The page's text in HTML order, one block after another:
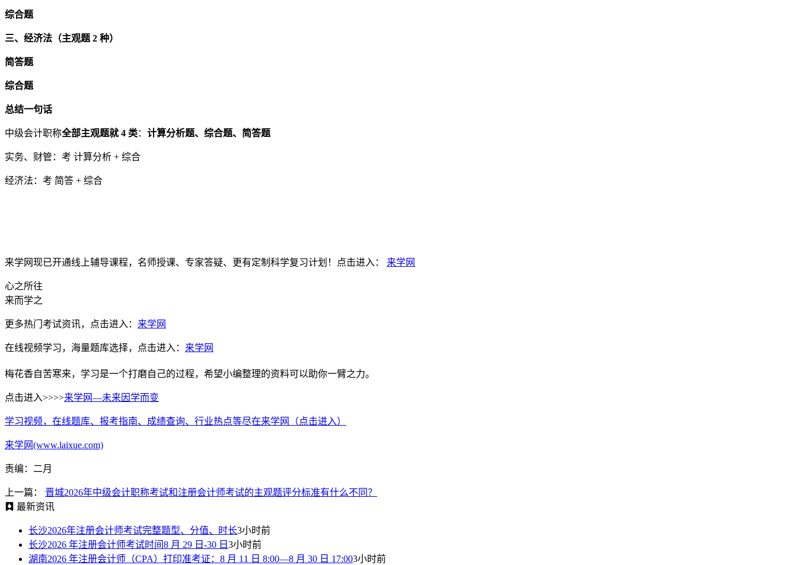
综合题
三、经济法（主观题 2 种）
简答题
综合题
总结一句话
中级会计职称全部主观题就 4 类： 计算分析题、综合题、简答题
实务、财管：考 计算分析 + 综合
经济法：考 简答 + 综合
来学网现已开通线上辅导课程，名师授课、专家答疑、更有定制科学复习计划！点击进入： 来学网
心之所往
来而学之
更多热门考试资讯，点击进入： 来学网
在线视频学习，海量题库选择，点击进入： 来学网
梅花香自苦寒来，学习是一个打磨自己的过程，希望小编整理的资料可以助你一臂之力。
点击进入>>>>来学网—未来因学而变
学习视频，在线题库、报考指南、成绩查询、行业热点等尽在来学网（点击进入）
来学网(www.laixue.com)
责编：二月
上一篇：
晋城2026年中级会计职称考试和注册会计师考试的主观题评分标准有什么不同？
最新资讯
长沙2026年注册会计师考试完整题型、分值、时长3小时前
长沙2026 年注册会计师考试时间8 月 29 日-30 日 3小时前
湖南2026 年注册会计师（CPA）打印准考证：8 月 11 日 8:00—8 月 30 日 17:003小时前